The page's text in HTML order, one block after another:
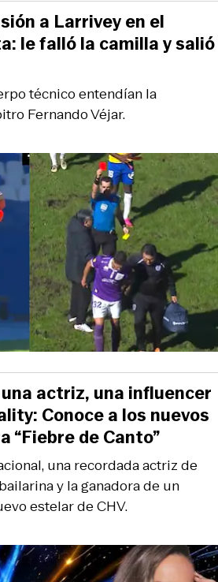
técnico entendían la
Fernando Véjar.
a Larrivey en el
le falló la camilla y salió
una recordada actriz de
y la ganadora de un
estelar de CHV.
actriz, una influencer
Conoce a los nuevos
“Fiebre de Canto”